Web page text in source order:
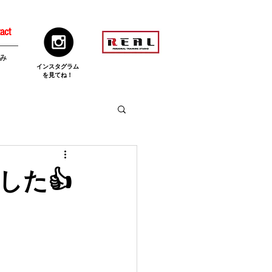
​インスタグラム
を見てね！
た👍